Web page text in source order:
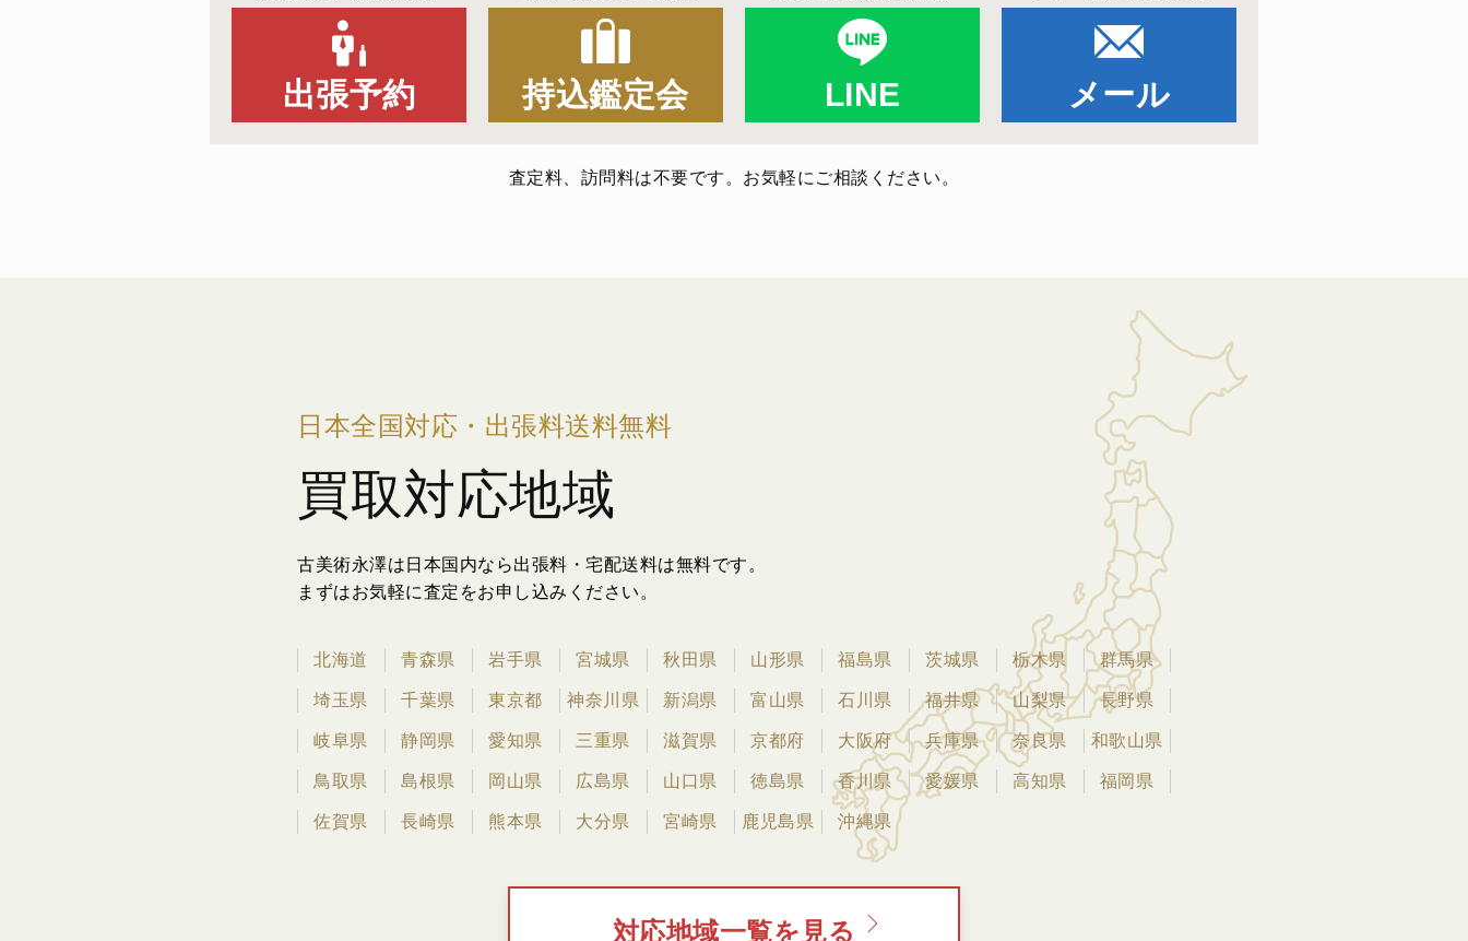
出張予約 持込鑑定会 LINE メール
査定料、訪問料は不要です。お気軽にご相談ください。
日本全国対応・出張料送料無料
買取対応地域
古美術永澤は日本国内なら出張料・宅配送料は無料です。
まずはお気軽に査定をお申し込みください。
北海道 青森県 岩手県 宮城県 秋田県 山形県 福島県 茨城県 栃木県 群馬県
埼玉県 千葉県 東京都 神奈川県 新潟県 富山県 石川県 福井県 山梨県 長野県
岐阜県 静岡県 愛知県 三重県 滋賀県 京都府 大阪府 兵庫県 奈良県 和歌山県
鳥取県 島根県 岡山県 広島県 山口県 徳島県 香川県 愛媛県 高知県 福岡県
佐賀県 長崎県 熊本県 大分県 宮崎県 鹿児島県 沖縄県
対応地域一覧を見る